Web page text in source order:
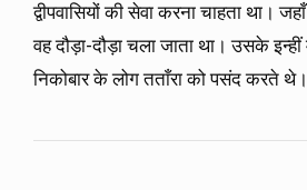
द्वीपवासियों की सेवा करना चाहता था।
वह दौड़ा-दौड़ा चला जाता था। उसके
निकोबार के लोग तताँरा को पसंद करते थे।